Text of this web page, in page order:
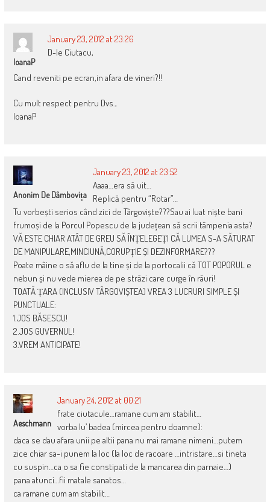
IoanaP
January 23, 2012 at 23:26
D-le Ciutacu,
Cand reveniti pe ecran,in afara de vineri?!!
Cu mult respect pentru Dvs.,
IoanaP
Anonim De Dâmbovița
January 23, 2012 at 23:52
Aaaa…era să uit…
Replică pentru “Rotar”…
Tu vorbești serios când zici de Târgoviște???Sau ai luat niște bani
frumoși de la Porcul Popescu de la județean să scrii tâmpenia asta?
VĂ ESTE CHIAR ATÂT DE GREU SĂ ÎNȚELEGEȚI CĂ LUMEA S-A SĂTURAT
DE MANIPULARE,MINCIUNĂ,CORUPȚIE ȘI DEZINFORMARE???
Poate mâine o să aflu de la tine și de la portocalii că TOT POPORUL e
nebun și nu vede mierea de pe străzi care curge în râuri!
TOATĂ ȚARA (INCLUSIV TÂRGOVIȘTEA) VREA 3 LUCRURI SIMPLE ȘI
PUNCTUALE:
1.JOS BĂSESCU!
2.JOS GUVERNUL!
3.VREM ANTICIPATE!
Aeschmann
January 24, 2012 at 00:21
frate ciutacule…ramane cum am stabilit…
vorba lu’ badea (mircea pentru doamne):
daca se dau afara unii pe altii pana nu mai ramane nimeni…putem
zice chiar sa-i punem la loc (la loc de racoare …intristare…si tineta
cu suspin…ca o sa fie constipati de la mancarea din parnaie…)
pana atunci…fii matale sanatos…
ca ramane cum am stabilit…